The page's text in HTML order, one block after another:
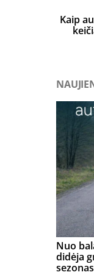
Kaip
Nuo
didėja
sezonas